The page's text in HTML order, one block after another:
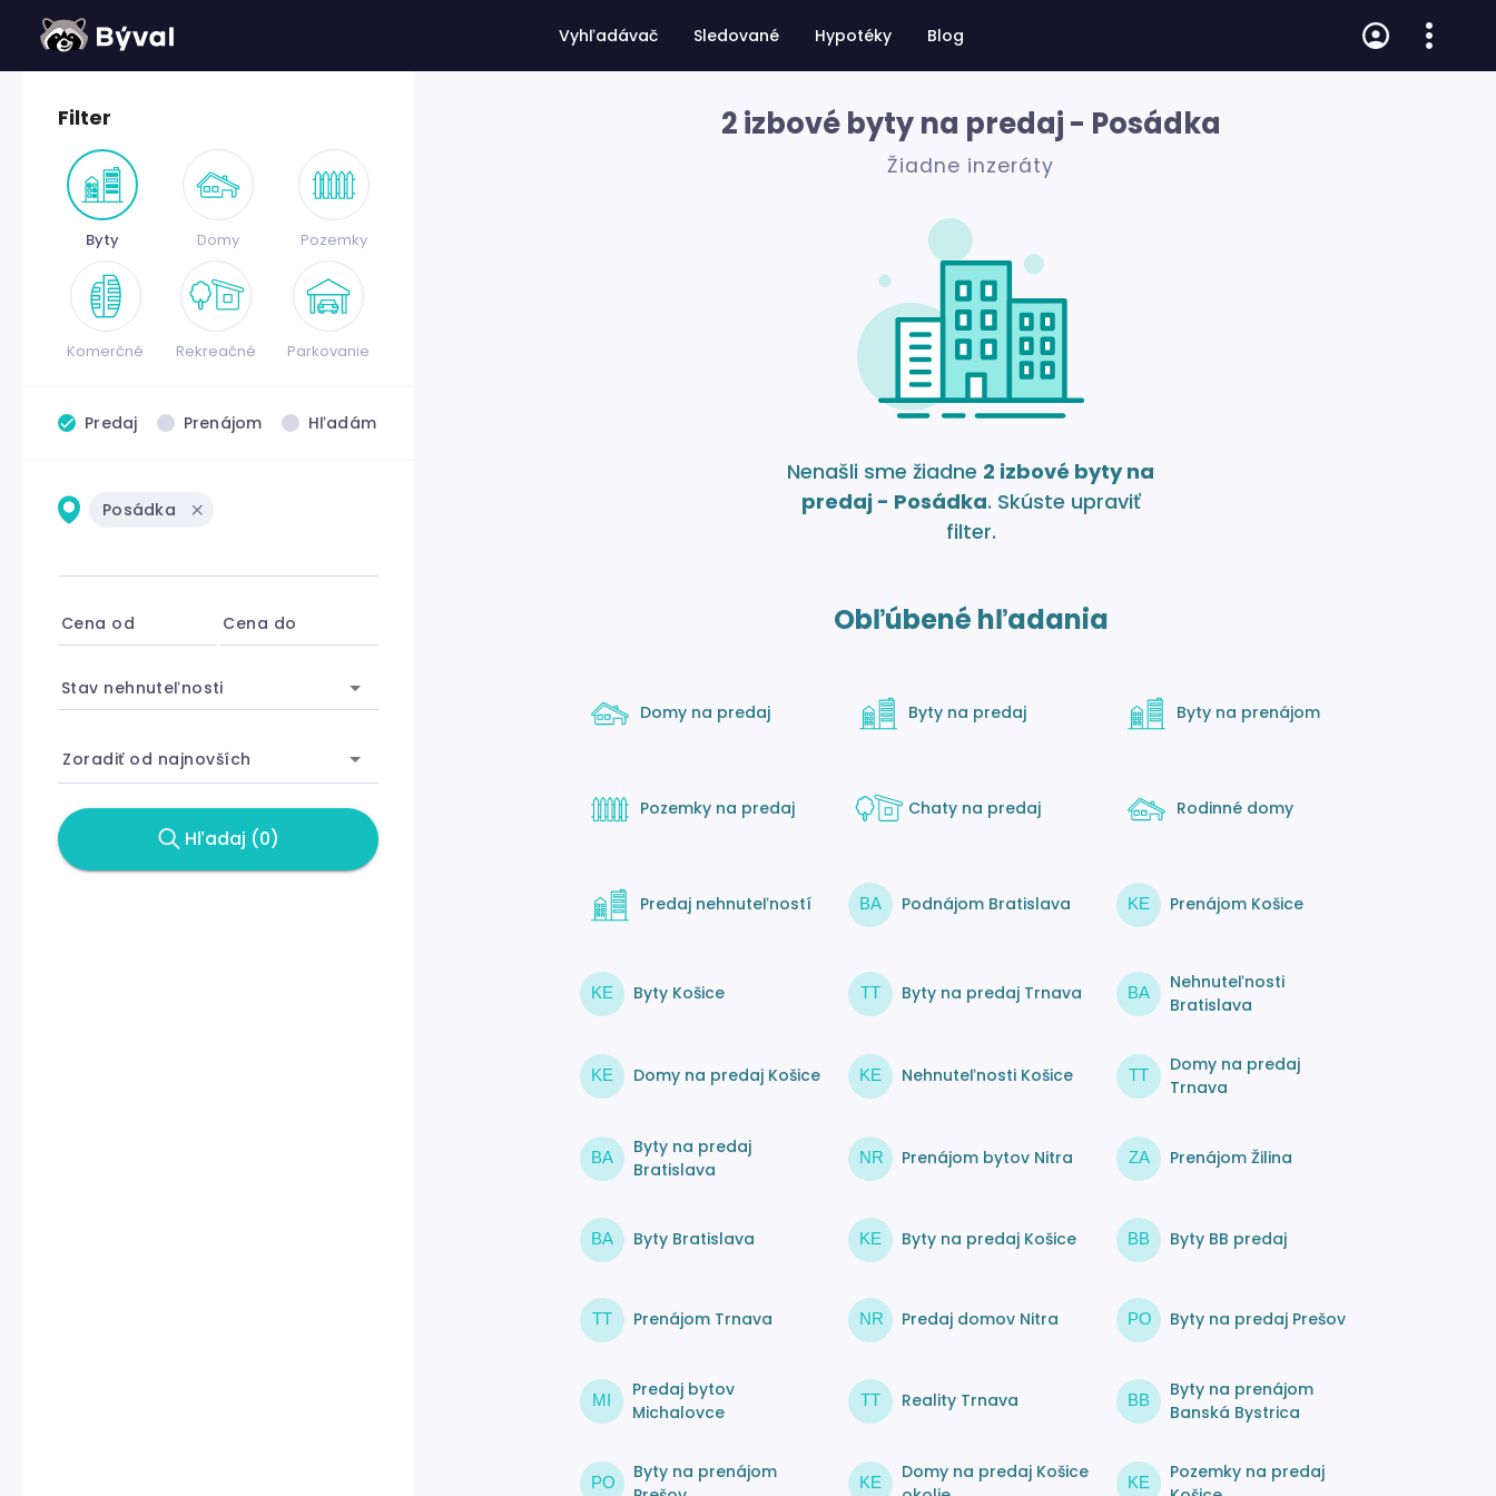
Vyhľadávač Sledované Hypotéky Blog
Filter
Byty Domy Pozemky
Komerčné Rekreačné Parkovanie
Predaj Prenájom Hľadám
Posádka
Cena od Cena do
Stav nehnuteľnosti
Zoradiť od najnovších
Hľadaj (0)
2 izbové byty na predaj - Posádka
Žiadne inzeráty
Nenašli sme žiadne 2 izbové byty na
predaj - Posádka. Skúste upraviť
filter.
Obľúbené hľadania
Domy na predaj Byty na predaj Byty na prenájom
Pozemky na predaj Chaty na predaj Rodinné domy
Predaj nehnuteľností BA Podnájom Bratislava KE Prenájom Košice
KE Byty Košice TT Byty na predaj Trnava BA
Nehnuteľnosti
Bratislava
KE Domy na predaj Košice KE Nehnuteľnosti Košice TT
Domy na predaj
Trnava
BA
Byty na predaj
Bratislava
NR Prenájom bytov Nitra ZA Prenájom Žilina
BA Byty Bratislava KE Byty na predaj Košice BB Byty BB predaj
TT Prenájom Trnava NR Predaj domov Nitra PO Byty na predaj Prešov
MI
Predaj bytov
Michalovce
TT Reality Trnava BB
Byty na prenájom
Banská Bystrica
PO
Byty na prenájom
KE
Domy na predaj Košice
KE
Pozemky na predaj